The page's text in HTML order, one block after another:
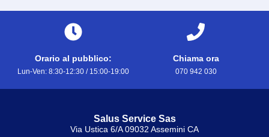
Orario al pubblico:
Lun-Ven: 8:30-12:30 / 15:00-19:00
Chiama ora
070 942 030
Salus Service Sas
Via Ustica 6/A 09032 Assemini CA